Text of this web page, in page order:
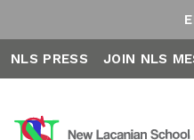
NLS PRESS JOIN NLS